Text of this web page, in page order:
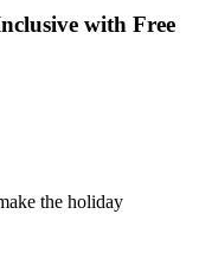
with Free
the holiday